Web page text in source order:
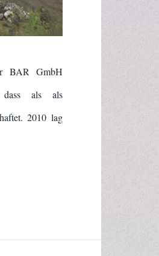
BAR GmbH
dass als als
2010 lag